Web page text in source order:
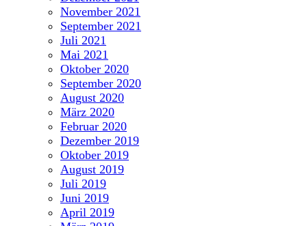
November 2021
September 2021
Juli 2021
Mai 2021
Oktober 2020
September 2020
August 2020
März 2020
Februar 2020
Dezember 2019
Oktober 2019
August 2019
Juli 2019
Juni 2019
April 2019